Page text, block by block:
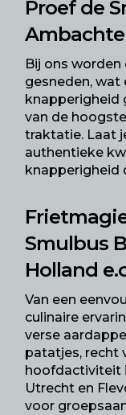
Proef de
Bij ons
gesneden, wat
knapperigheid
van de
traktatie. Laat
authentieke
knapperigheid
Smulbus
Holland
Van een
culinaire
verse
patatjes, recht
hoofdactiviteit
Utrecht en
voor